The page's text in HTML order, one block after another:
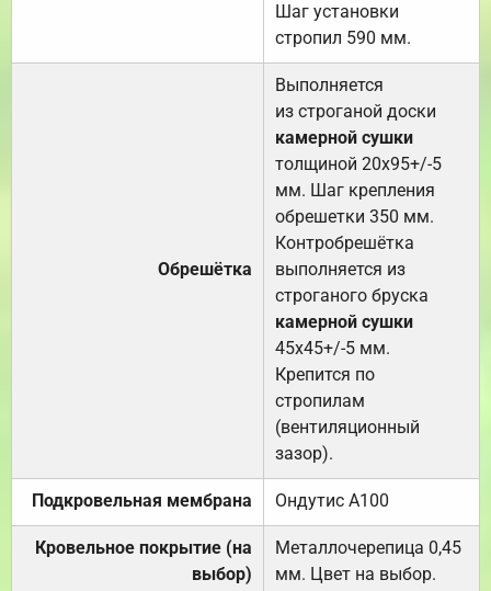
Шаг установки
стропил 590 мм.
Обрешётка
Выполняется
из строганой доски
камерной сушки
толщиной 20х95+/-5
мм. Шаг крепления
обрешетки 350 мм.
Контробрешётка
выполняется из
строганого бруска
камерной сушки
45х45+/-5 мм.
Крепится по
стропилам
(вентиляционный
зазор).
Подкровельная мембрана Ондутис А100
Кровельное покрытие (на
выбор)
Металлочерепица 0,45
мм. Цвет на выбор.